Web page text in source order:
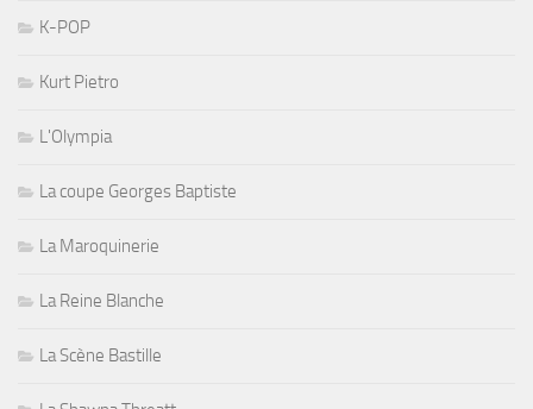
K-POP
Kurt Pietro
L'Olympia
La coupe Georges Baptiste
La Maroquinerie
La Reine Blanche
La Scène Bastille